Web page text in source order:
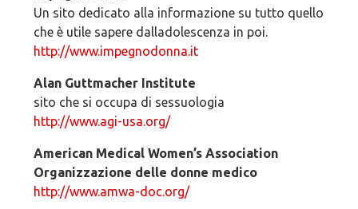
Un sito dedicato alla informazione su tutto quello
che è utile sapere dalladolescenza in poi.
http://www.impegnodonna.it
Alan Guttmacher Institute
sito che si occupa di sessuologia
http://www.agi-usa.org/
American Medical Women’s Association
Organizzazione delle donne medico
http://www.amwa-doc.org/